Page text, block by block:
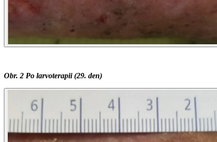
Obr. 2 Po larvoterapii (29. den)